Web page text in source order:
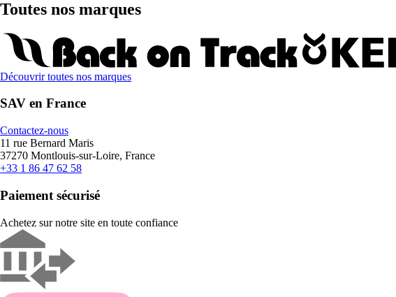
Toutes nos marques
Découvrir toutes nos marques
SAV en France
Contactez-nous
11 rue Bernard Maris
37270 Montlouis-sur-Loire, France
+33 1 86 47 62 58
Paiement sécurisé
Achetez sur notre site en toute confiance